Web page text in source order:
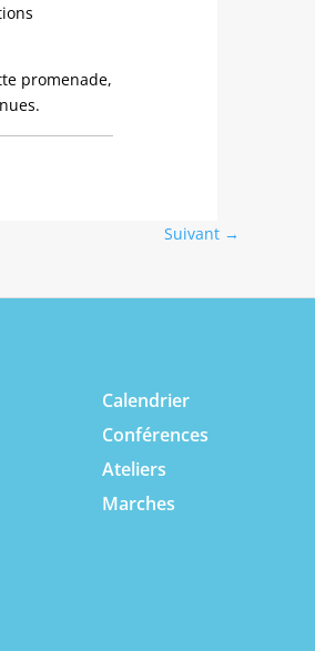
promenade,
Suivant →
Calendrier
Conférences
Ateliers
Marches